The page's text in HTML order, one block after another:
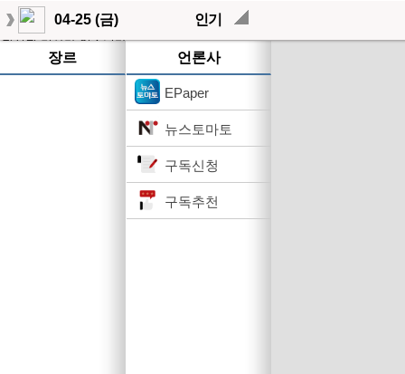
04-25 (금) 인기
장르 언론사
EPaper
뉴스토마토
구독신청
구독추천
작성된 기사가 없습니다.